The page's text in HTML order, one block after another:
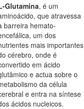
Glutamina, é um
que atravessa
barreira hemato-
um dos
mais importantes
cérebro, onde é
em ácido
e actua sobre o
da célula
e entra na síntese
ácidos nucleicos.